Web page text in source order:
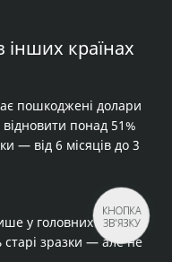
інших країнах
пошкоджені долари
понад 51%
— від 6 місяців до 3
у головних офісах.
зразки — але не
КНОПКА
ЗВ'ЯЗКУ